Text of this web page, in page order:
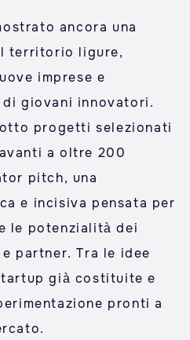
ancora una
territorio ligure,
imprese e
giovani innovatori.
progetti selezionati
a oltre 200
pitch, una
e incisiva pensata per
le potenzialità dei
partner. Tra le idee
già costituite e
pronti a